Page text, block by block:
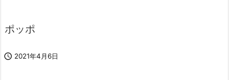
ポッポ
 2021年4月6日